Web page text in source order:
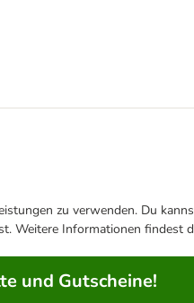
zu verwenden. Du
Weitere Informationen findest
und Gutscheine!